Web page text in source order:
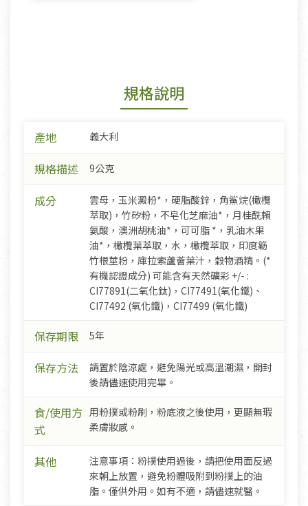
規格說明
產地 義大利
規格描述 9公克
成分
雲母，玉米澱粉*，硬脂酸鋅，角鯊烷(橄欖
萃取)，竹矽粉，不皂化芝麻油*，月桂酰賴
氨酸，澳洲胡桃油*，可可脂 *，乳油木果
油*，橄欖葉萃取，水，橄欖萃取，印度簕
竹根莖粉，庫拉索蘆薈葉汁，穀物酒精。(*
有機認證成分) 可能含有天然礦彩 +/- :
CI77891(二氧化鈦)，CI77491(氧化鐵)、
CI77492 (氧化鐵)，CI77499 (氧化鐵)
保存期限 5年
保存方法
請置於陰涼處，避免陽光或高溫潮濕，開封
後請儘速使用完畢。
食/使用方
式
用粉撲或粉刷，粉底液之後使用，更顯無瑕
柔膚妝感。
其他
注意事項：粉撲使用過後，請把使用面反過
來朝上放置，避免粉體吸附到粉撲上的油
脂。僅供外用。如有不適，請儘速就醫。